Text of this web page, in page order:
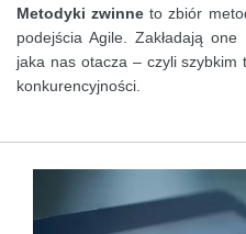
Metodyki zwinne to zbiór
podejścia Agile. Zakładają
jaka nas otacza – czyli szybkim
konkurencyjności.